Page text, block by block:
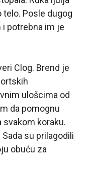
telo. Posle dugog
potrebna im je
Clog. Brend je
ulošcima od
da pomognu
koraku.
su prilagodili
obuću za